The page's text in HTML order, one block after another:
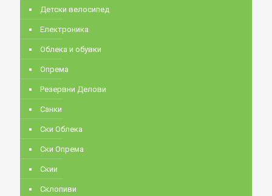
Детски велосипед
Електроника
Облека и обувки
Опрема
Резервни Делови
Санки
Ски Облека
Ски Опрема
Скии
Склопиви